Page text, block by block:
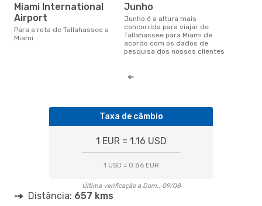
Miami International
Airport
Para a rota de Tallahassee a
Miami
junho
junho é a altura mais
concorrida para viajar de
Tallahassee para Miami de
acordo com os dados de
pesquisa dos nossos clientes
Taxa de câmbio
1 EUR = 1.16 USD
1 USD = 0.86 EUR
Última verificação a Dom., 09/08
Distância: 657 kms